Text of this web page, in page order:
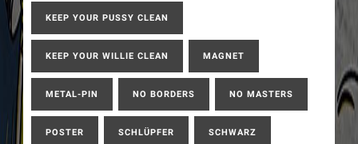
KEEP YOUR PUSSY CLEAN
KEEP YOUR WILLIE CLEAN MAGNET
METAL-PIN NO BORDERS NO MASTERS
POSTER SCHLÜPFER SCHWARZ